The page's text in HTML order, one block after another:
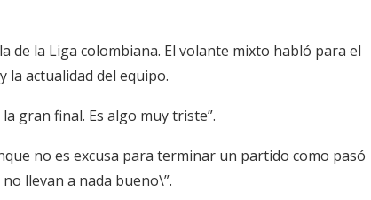
de la Liga colombiana. El volante mixto habló para el
la actualidad del equipo.
gran final. Es algo muy triste”.
no es excusa para terminar un partido como pasó
llevan a nada bueno\”.